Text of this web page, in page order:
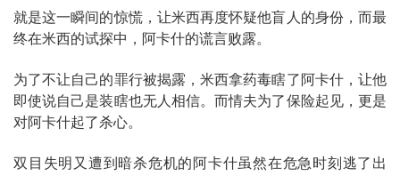
就是这一瞬间的惊慌，让米西再度怀疑他盲人的身份，而最
终在米西的试探中，阿卡什的谎言败露。
为了不让自己的罪行被揭露，米西拿药毒瞎了阿卡什，让他
即使说自己是装瞎也无人相信。而情夫为了保险起见，更是
对阿卡什起了杀心。
双目失明又遭到暗杀危机的阿卡什虽然在危急时刻逃了出